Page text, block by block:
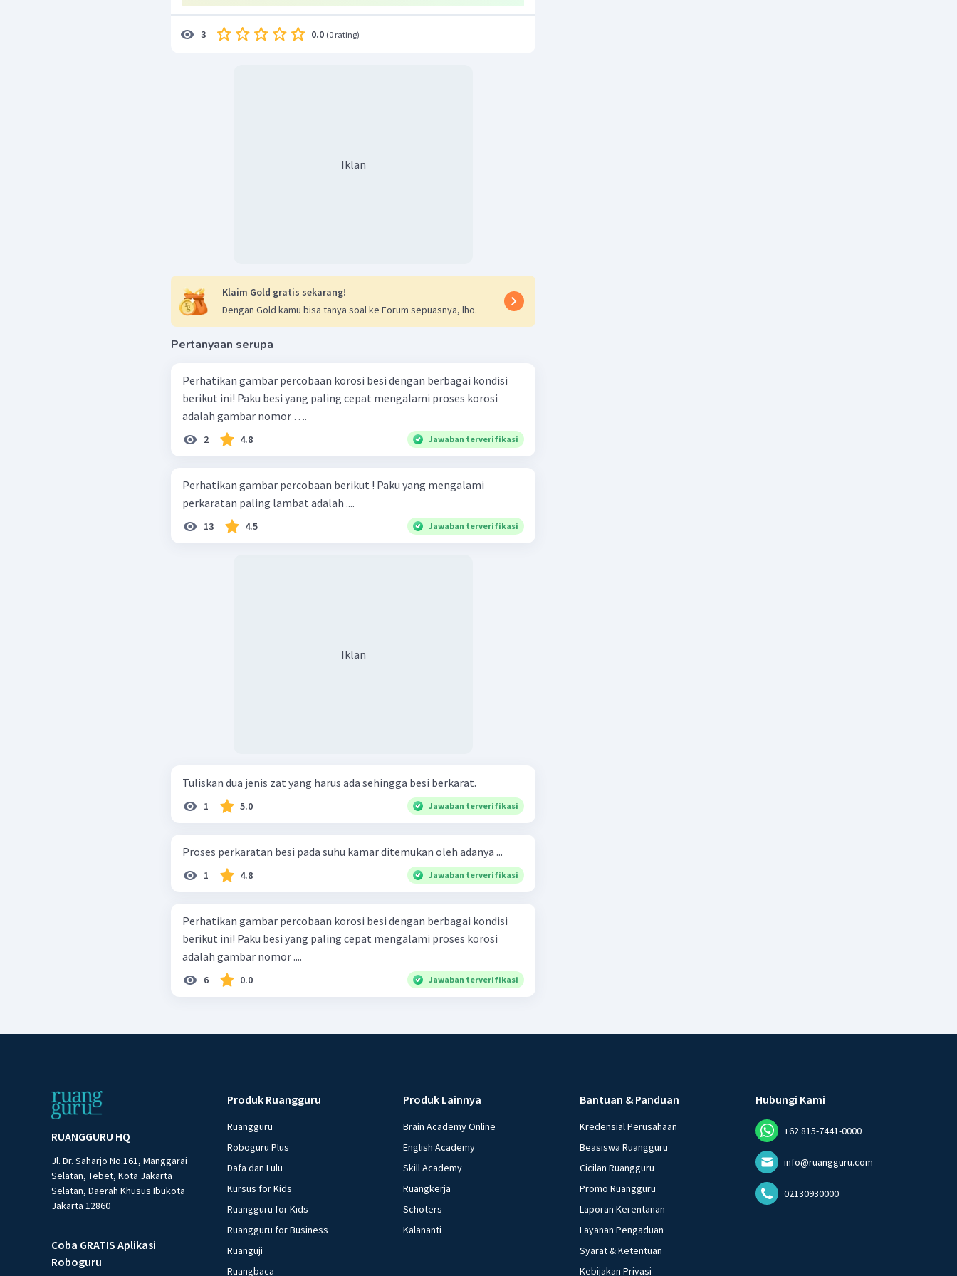
3 0.0 (0 rating)
Iklan
Klaim Gold gratis sekarang!
Dengan Gold kamu bisa tanya soal ke Forum sepuasnya, lho.
Pertanyaan serupa
Perhatikan gambar percobaan korosi besi dengan berbagai kondisi
berikut ini! Paku besi yang paling cepat mengalami proses korosi
adalah gambar nomor ….
2 4.8 Jawaban terverifikasi
Perhatikan gambar percobaan berikut ! Paku yang mengalami
perkaratan paling lambat adalah ....
13 4.5 Jawaban terverifikasi
Iklan
Tuliskan dua jenis zat yang harus ada sehingga besi berkarat.
1 5.0 Jawaban terverifikasi
Proses perkaratan besi pada suhu kamar ditemukan oleh adanya ...
1 4.8 Jawaban terverifikasi
Perhatikan gambar percobaan korosi besi dengan berbagai kondisi
berikut ini! Paku besi yang paling cepat mengalami proses korosi
adalah gambar nomor ....
6 0.0 Jawaban terverifikasi
RUANGGURU HQ
Jl. Dr. Saharjo No.161, Manggarai
Selatan, Tebet, Kota Jakarta
Selatan, Daerah Khusus Ibukota
Jakarta 12860
Coba GRATIS Aplikasi
Roboguru
Produk Ruangguru
Ruangguru
Roboguru Plus
Dafa dan Lulu
Kursus for Kids
Ruangguru for Kids
Ruangguru for Business
Ruanguji
Ruangbaca
Produk Lainnya
Brain Academy Online
English Academy
Skill Academy
Ruangkerja
Schoters
Kalananti
Bantuan & Panduan
Kredensial Perusahaan
Beasiswa Ruangguru
Cicilan Ruangguru
Promo Ruangguru
Laporan Kerentanan
Layanan Pengaduan
Syarat & Ketentuan
Kebijakan Privasi
Hubungi Kami
+62 815-7441-0000
info@ruangguru.com
02130930000